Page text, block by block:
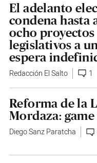
El adelanto
condena hasta
ocho proyectos
legislativos a
espera
Redacción El Salto 1
Reforma de la
Mordaza:
Diego Sanz Paratcha